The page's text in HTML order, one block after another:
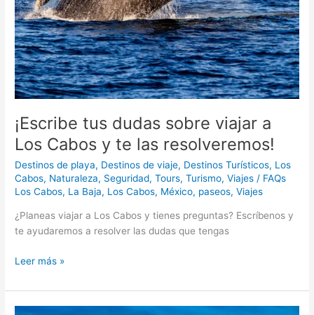
¡Escribe tus dudas sobre viajar a
Los Cabos y te las resolveremos!
Destinos de playa, Destinos de viaje, Destinos Turísticos, Los
Cabos, Naturaleza, Seguridad,Tours,Turismo,Viajes / FAQs
Los Cabos, La Baja, Los Cabos, México, paseos,Viajes
¿Planeas viajar a Los Cabos y tienes preguntas? Escríbenos y
te ayudaremos a resolver las dudas que tengas
Leer más »